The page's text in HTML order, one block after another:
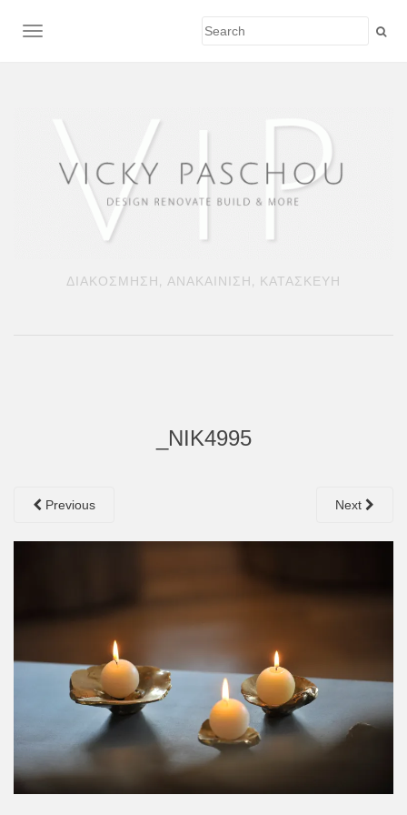
TOGGLE NAVIGATION
ΔΙΑΚΟΣΜΗΣΗ, ΑΝΑΚΑΙΝΙΣΗ, ΚΑΤΑΣΚΕΥΗ
_NIK4995
Previous Next